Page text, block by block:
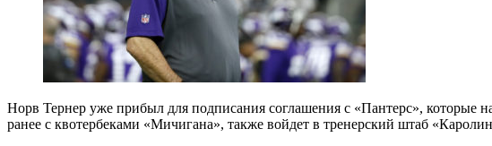
Норв Тернер уже прибыл для подписания соглашения с «Пантерс», которые
ранее с квотербеками «Мичигана», также войдет в тренерский штаб